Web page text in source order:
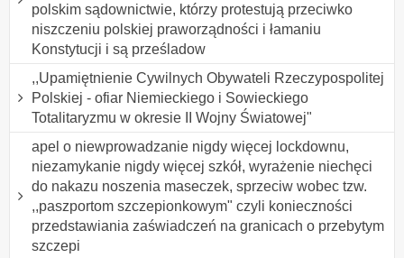
polskim sądownictwie, którzy protestują przeciwko
niszczeniu polskiej praworządności i łamaniu
Konstytucji i są prześladow
,,Upamiętnienie Cywilnych Obywateli Rzeczypospolitej
Polskiej - ofiar Niemieckiego i Sowieckiego
Totalitaryzmu w okresie II Wojny Światowej"
apel o niewprowadzanie nigdy więcej lockdownu,
niezamykanie nigdy więcej szkół, wyrażenie niechęci
do nakazu noszenia maseczek, sprzeciw wobec tzw.
,,paszportom szczepionkowym" czyli konieczności
przedstawiania zaświadczeń na granicach o przebytym
szczepi